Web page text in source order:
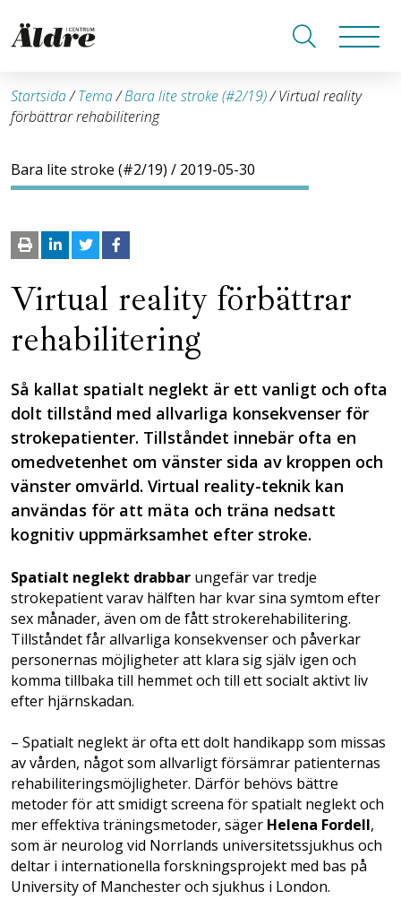
Startsida/Tema/Bara lite stroke (#2/19)/Virtual reality
förbättrar rehabilitering
Bara lite stroke (#2/19) / 2019-05-30
Virtual reality förbättrar
rehabilitering
Så kallat spatialt neglekt är ett vanligt och ofta
dolt tillstånd med allvarliga konsekvenser för
strokepatienter. Tillståndet innebär ofta en
omedvetenhet om vänster sida av kroppen och
vänster omvärld. Virtual reality-teknik kan
användas för att mäta och träna nedsatt
kognitiv uppmärksamhet efter stroke.
Spatialt neglekt drabbar ungefär var tredje
strokepatient varav hälften har kvar sina symtom efter
sex månader, även om de fått strokerehabilitering.
Tillståndet får allvarliga konsekvenser och påverkar
personernas möjligheter att klara sig själv igen och
komma tillbaka till hemmet och till ett socialt aktivt liv
efter hjärnskadan.
– Spatialt neglekt är ofta ett dolt handikapp som missas
av vården, något som allvarligt försämrar patienternas
rehabiliteringsmöjligheter. Därför behövs bättre
metoder för att smidigt screena för spatialt neglekt och
mer effektiva träningsmetoder, säger Helena Fordell,
som är neurolog vid Norrlands universitetssjukhus och
deltar i internationella forskningsprojekt med bas på
University of Manchester och sjukhus i London.